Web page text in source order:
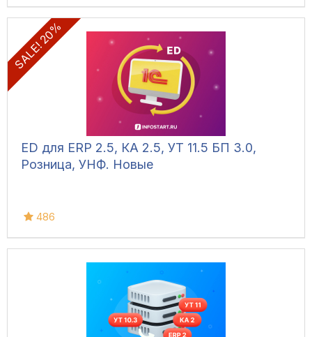
SALE! 20%
ED для ERP 2.5, КА 2.5, УТ 11.5 БП 3.0,
Розница, УНФ. Новые
486